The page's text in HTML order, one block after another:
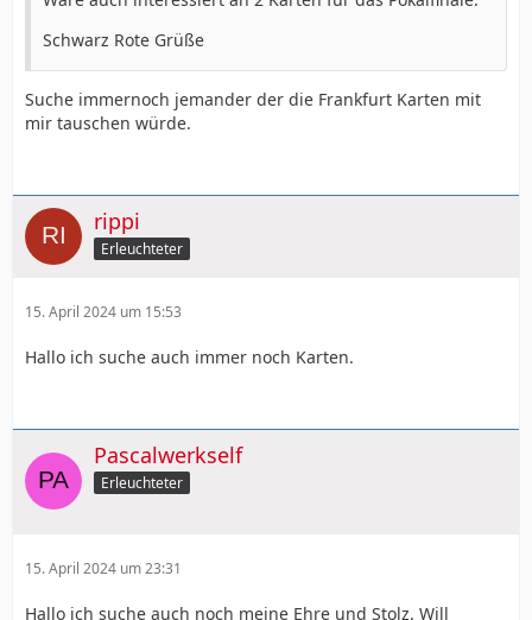
Schwarz Rote Grüße
Suche immernoch jemander der die Frankfurt Karten mit
mir tauschen würde.
rippi
Erleuchteter
15. April 2024 um 15:53
Hallo ich suche auch immer noch Karten.
Pascalwerkself
Erleuchteter
15. April 2024 um 23:31
Hallo ich suche auch noch meine Ehre und Stolz. Will